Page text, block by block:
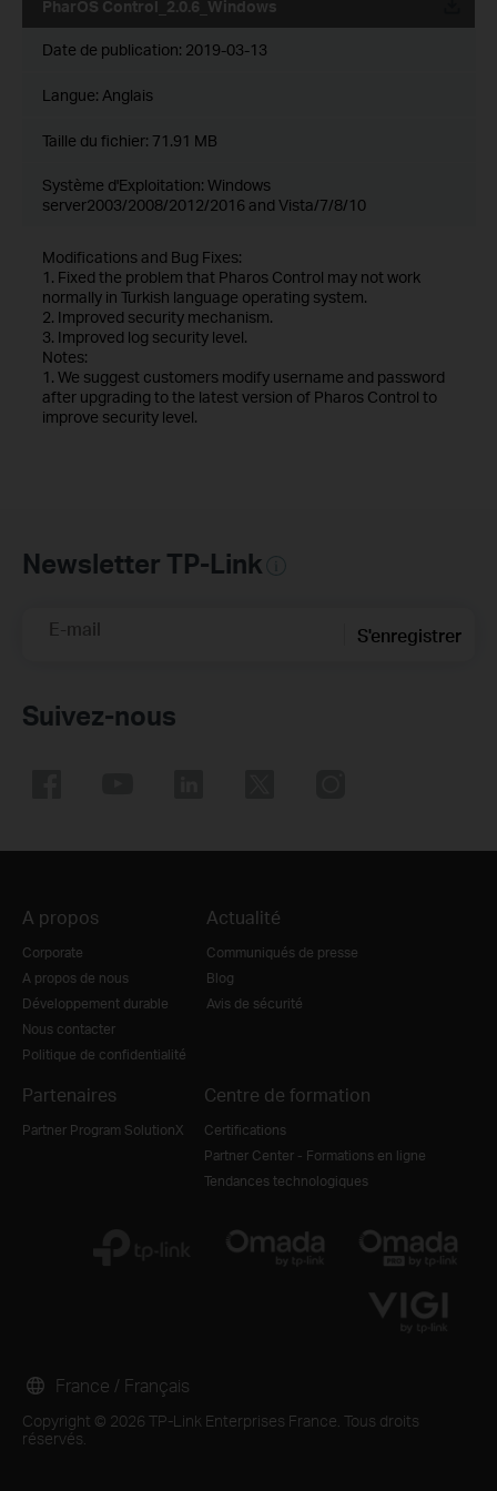
PharOS Control_2.0.6_Windows
Date de publication: 2019-03-13
Langue: Anglais
Taille du fichier: 71.91 MB
Système d'Exploitation: Windows
server2003/2008/2012/2016 and Vista/7/8/10
Modifications and Bug Fixes:
1. Fixed the problem that Pharos Control may not work
normally in Turkish language operating system.
2. Improved security mechanism.
3. Improved log security level.
Notes:
1. We suggest customers modify username and password
after upgrading to the latest version of Pharos Control to
improve security level.
Newsletter TP-Link
E-mail S'enregistrer
Suivez-nous
A propos
Corporate
A propos de nous
Développement durable
Nous contacter
Politique de confidentialité
Actualité
Communiqués de presse
Blog
Avis de sécurité
Partenaires
Partner Program SolutionX
Centre de formation
Certifications
Partner Center - Formations en ligne
Tendances technologiques
Copyright © 2026 TP-Link Enterprises France. Tous droits
réservés.
France / Français